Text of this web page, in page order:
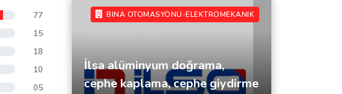
77
15
18
10
05
BINA OTOMASYONU-ELEKTROMEKANIK
İlsa alüminyum doğrama,
cephe kaplama, cephe giydirme